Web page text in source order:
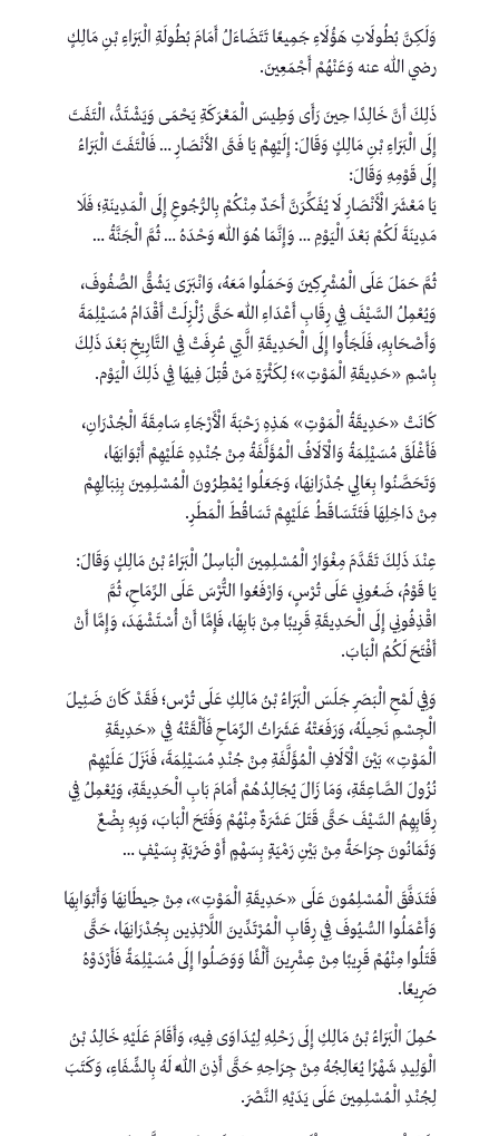
وَلَكِنَّ بُطُولَاتِ هَؤُلَاءِ جَمِيعًا تَتَضَاءَلُ أَمَامَ بُطُولَةِ الْبَرَاءِ بْنِ مَالِكٍ
رضي الله عنه وَعَنْهُمْ أَجْمَعِينَ.
ذَلِكَ أَنَّ خَالِدًا حِينَ رَأَى وَطِيسَ الْمَعْرَكَةِ يَحْمَى وَيَشْتَدُّ، الْتَفَتَ
إِلَى الْبَرَاءِ بْنِ مَالِكٍ وَقَالَ: إِلَيْهِمْ يَا فَتَى الأَنْصَارِ … فَالْتَفَتَ الْبَرَاءُ
إِلَى قَوْمِهِ وَقَالَ:
يَا مَعْشَرَ الْأَنْصَارِ لَا يُفَكِّرَنَّ أَحَدٌ مِنْكُمْ بِالرُّجُوعِ إِلَى الْمَدِينَةِ؛ فَلَا
مَدِينَةَ لَكُمْ بَعْدَ الْيَوْمِ … وَإِنَّمَا هُوَ اللَّهُ وَحْدَهُ … ثُمَّ الْجَنَّةُ …
ثُمَّ حَمَلَ عَلَى الْمُشْرِكِينَ وَحَمَلُوا مَعَهُ، وَانْبَرَى يَشُقُّ الصُّفُوفَ،
وَيُعْمِلُ السَّيْفَ فِي رِقَابِ أَعْدَاءِ اللَّهِ حَتَّى زُلْزِلَتْ أَقْدَامُ مُسَيْلِمَةَ
وَأَصْحَابِهِ، فَلَجَأُوا إِلَى الْحَدِيقَةِ الَّتِي عُرِفَتْ فِي التَّارِيخِ بَعْدَ ذَلِكَ
بِاسْمِ «حَدِيقَةِ الْمَوْتِ»؛ لِكَثْرَةِ مَنْ قُتِلَ فِيهَا فِي ذَلِكَ الْيَوْم.
كَانَتْ «حَدِيقَةُ الْمَوْتِ» هَذِهِ رَحْبَةَ الْأَرْجَاءِ سَامِقَةَ الْجُدْرَانِ،
فَأَغْلَقَ مُسَيْلِمَةُ وَالْآلَافُ الْمُؤَلَّفَةُ مِنْ جُنْدِهِ عَلَيْهِمْ أَبْوَابَهَا،
وَتَحَصَّنُوا بِعَالِي جُدْرَانِهَا، وَجَعَلُوا يُمْطِرُونَ الْمُسْلِمِينَ بِنِبَالِهِمْ
مِنْ دَاخِلِهَا فَتَتَسَاقَطُ عَلَيْهِمْ تَسَاقُطَ الْمَطَرِ.
عِنْدَ ذَلِكَ تَقَدَّمَ مِغْوَارُ الْمُسْلِمِينَ الْبَاسِلُ الْبَرَاءُ بْنُ مَالِكٍ وَقَالَ:
يَا قَوْمُ، ضَعُونِي عَلَى تُرْسٍ، وَارْفَعُوا التُّرْسَ عَلَى الرِّمَاحِ، ثُمَّ
اقْذِفُونِي إِلَى الْحَدِيقَةِ قَرِيبًا مِنْ بَابِهَا، فَإِمَّا أَنْ أُسْتَشْهَدَ، وَإِمَّا أَنْ
أَفْتَحَ لَكُمُ الْبَابَ.
وَفِي لَمْحِ الْبَصَرِ جَلَسَ الْبَرَاءُ بْنُ مَالِكِ عَلَى تُرْس؛ فَقَدْ كَانَ ضَئِيلَ
الْجِسْمِ نَحِيلَهُ، وَرَفَعَتْهُ عَشَرَاتُ الرِّمَاحِ فَأَلْقَتْهُ فِي «حَدِيقَةِ
الْمَوْتِ» بَيْنَ الْآلَافِ الْمُؤَلَّفَةِ مِنْ جُنْدِ مُسَيْلِمَةَ، فَنَزَلَ عَلَيْهِمْ
نُزُولَ الصَّاعِقَةِ، وَمَا زَالَ يُجَالِدُهُمْ أَمَامَ بَابِ الْحَدِيقَةِ، وَيُعْمِلُ فِي
رِقَابِهِمُ السَّيْفَ حَتَّى قَتَلَ عَشَرَةٌ مِنْهُمْ وَفَتَحَ الْبَابَ، وَبِهِ بِضْعٌ
وَثَمَانُونَ جِرَاحَةً مِنْ بَيْنِ رَمْيَةٍ بِسَهْمٍ أَوْ ضَرْبَةٍ بِسَيْفٍ …
فَتَدَفَّقَ الْمُسْلِمُونَ عَلَى «حَدِيقَةِ الْمَوْتِ»، مِنْ حِيطَانِهَا وَأَبْوَابِهَا
وَأَعْمَلُوا السُّيُوفَ فِي رِقَابِ الْمُرْتَدِّينَ اللَّائِذِين بِجُدْرَانِهَا، حَتَّى
قَتَلُوا مِنْهُمْ قَرِيبًا مِنْ عِشْرِينَ أَلْفًا وَوَصَلُوا إِلَى مُسَيْلِمَةً فَأَرْدَوْهُ
صَرِيعًا.
حُمِلَ الْبَرَاءُ بْنُ مَالِكِ إِلَى رَحْلِهِ لِيُدَاوَى فِيهِ، وَأَقَامَ عَلَيْهِ خَالِدُ بْنُ
الْوَلِيدِ شَهْرًا يُعَالِجُهُ مِنْ جِرَاحِهِ حَتَّى أَذِنَ اللَّهُ لَهُ بِالشِّفَاءِ، وَكَتَبَ
لِجُنْدِ الْمُسْلِمِينَ عَلَى يَدَيْهِ النَّصْرَ.